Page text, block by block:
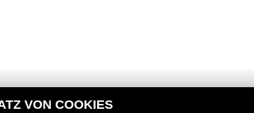
VON COOKIES